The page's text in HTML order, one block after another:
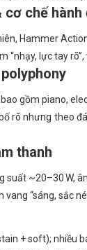
cơ chế hành
Hammer
“nhạy, lực tay
gồm piano,
rõ nhưng theo
thanh
suất ~20–30 W,
vang “sáng, sắc
+ soft); nhiều